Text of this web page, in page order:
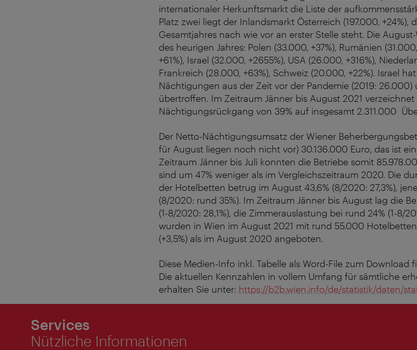
internationaler Herkunftsmarkt die Liste der
Platz zwei liegt der Inlandsmarkt Österreich (197.000, +24%),
Gesamtjahres nach wie vor an erster Stelle steht. Die
des heurigen Jahres: Polen (33.000, +37%), Rumänien
+61%), Israel (32.000, +2655%), USA (26.000, +316%),
Frankreich (28.000, +63%), Schweiz (20.000, +22%). Israel
Nächtigungen aus der Zeit vor der Pandemie (2019: 26.000)
übertroffen. Im Zeitraum Jänner bis August 2021
Nächtigungsrückgang von 39% auf insgesamt 2.311.000
Der Netto-Nächtigungsumsatz der Wiener
für August liegen noch nicht vor) 30.136.000 Euro, das ist
Zeitraum Jänner bis Juli konnten die Betriebe somit
sind um 47% weniger als im Vergleichszeitraum 2020. Die
der Hotelbetten betrug im August 43,6% (8/2020: 27,3%),
(8/2020: rund 35%). Im Zeitraum Jänner bis August lag die
(1-8/2020: 28,1%), die Zimmerauslastung bei rund 24% (1-8/
wurden in Wien im August 2021 mit rund 55.000
(+3,5%) als im August 2020 angeboten.
Diese Medien-Info inkl. Tabelle als Word-File zum Download
Die aktuellen Kennzahlen in vollem Umfang für sämtliche
erhalten Sie unter: https://b2b.wien.info/de/statistik/daten/
Services
Nützliche Informationen